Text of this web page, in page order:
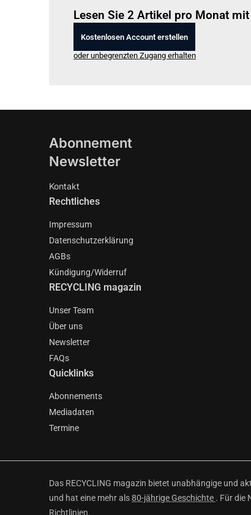
Lesen Sie 2 Artikel pro Monat
Kostenlosen Account erstellen
oder unbegrenzten Zugang erhalten
Abonnement
Newsletter
Kontakt
Rechtliches
Impressum
Datenschutzerklärung
AGBs
Kündigung/Widerruf
RECYCLING magazin
Unser Team
Über uns
Newsletter
FAQs
Quicklinks
Abonnements
Mediadaten
Termine
Das RECYCLING magazin bietet unabhängige und
und hat eine mehr als80-jährige Geschichte . Für die
Richtlinien.